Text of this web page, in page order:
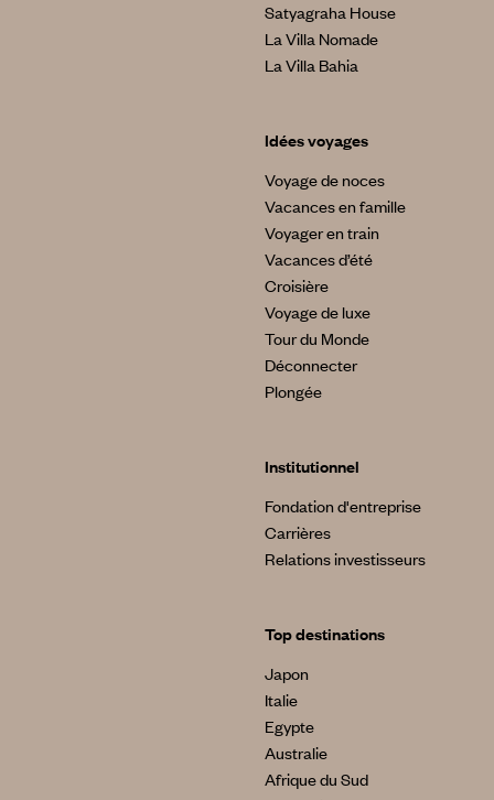
Satyagraha House
La Villa Nomade
La Villa Bahia
Idées voyages
Voyage de noces
Vacances en famille
Voyager en train
Vacances d’été
Croisière
Voyage de luxe
Tour du Monde
Déconnecter
Plongée
Institutionnel
Fondation d'entreprise
Carrières
Relations investisseurs
Top destinations
Japon
Italie
Egypte
Australie
Afrique du Sud